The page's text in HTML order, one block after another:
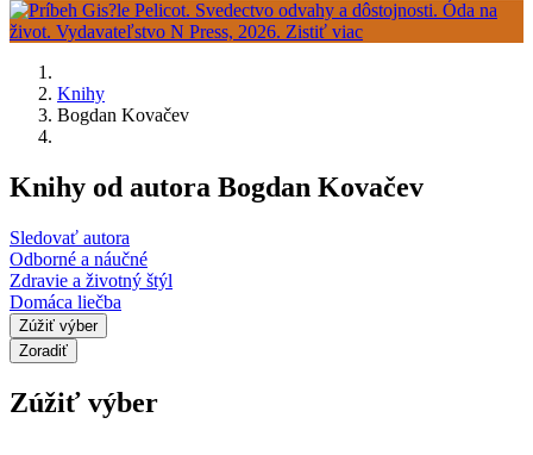
Knihy
Bogdan Kovačev
Knihy od autora Bogdan Kovačev
Sledovať autora
Odborné a náučné
Zdravie a životný štýl
Domáca liečba
Zúžiť výber
Zoradiť
Zúžiť výber